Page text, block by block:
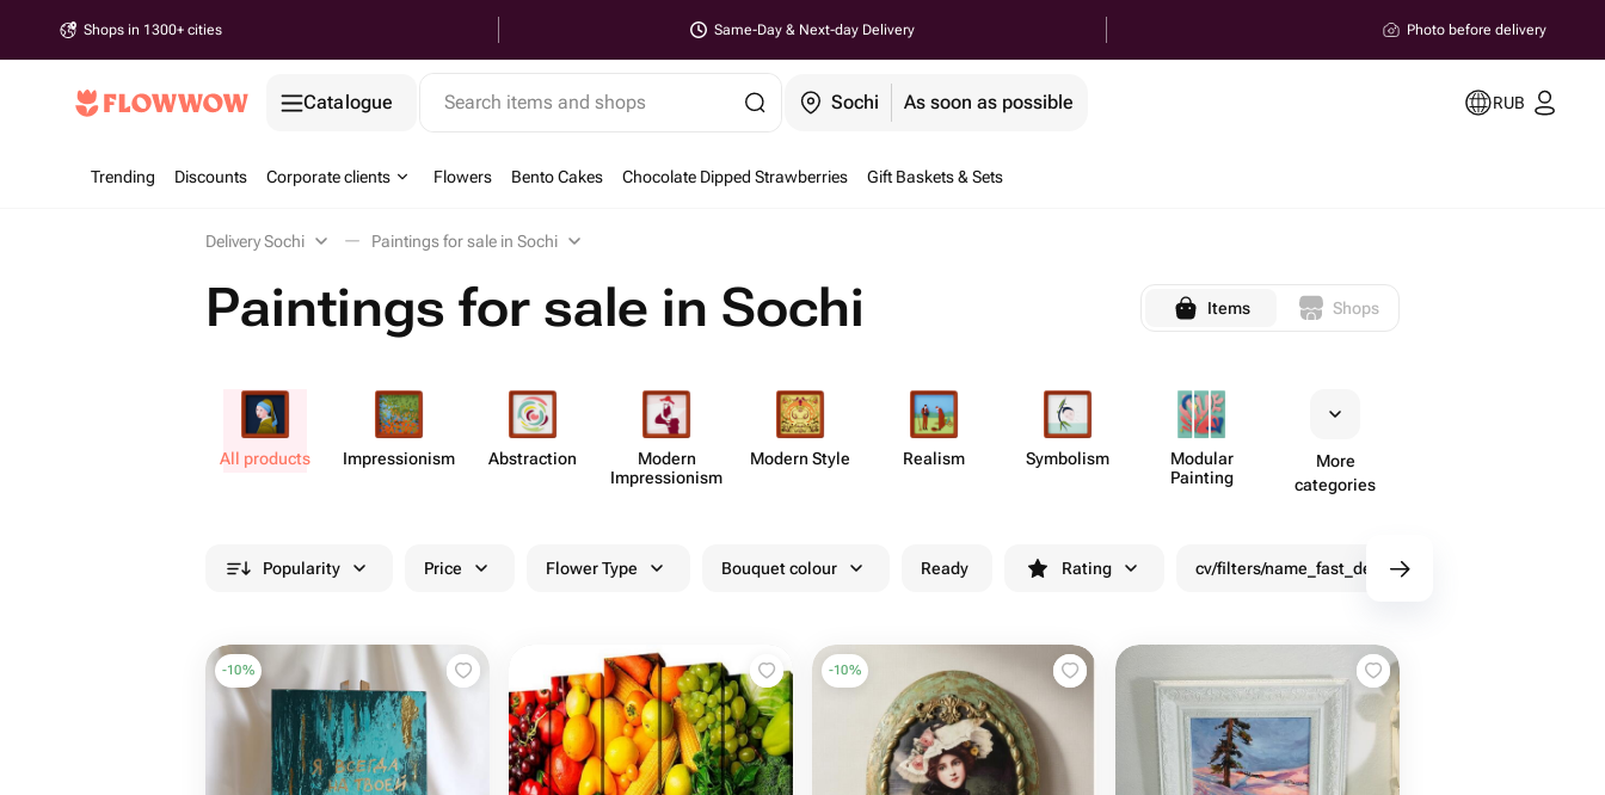
Shops in 1300+ cities Same-Day & Next-day Delivery Photo before delivery
Catalogue Search items and shops Sochi As soon as possible RUB
Trending Discounts Corporate clients Flowers Bento Cakes Chocolate Dipped Strawberries Gift Baskets & Sets
Delivery Sochi Paintings for sale in Sochi
Paintings for sale in Sochi Items Shops
All products Impress​ionism Abstr​action
Modern
Impress​ionism
Modern Style Realism Symbolism
Modular
Painting
More
categories
Popularity Price Flower Type Bouquet colour Ready Rating cv/filters/name_fast_delivery
-10% -10%